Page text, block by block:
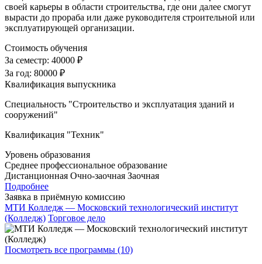
своей карьеры в области строительства, где они далее смогут
вырасти до прораба или даже руководителя строительной или
эксплуатирующей организации.
Стоимость обучения
За семестр: 40000 ₽
За год: 80000 ₽
Квалификация выпускника
Специальность "Строительство и эксплуатация зданий и
сооружений"
Квалификация "Техник"
Уровень образования
Среднее профессиональное образование
Дистанционная Очно-заочная Заочная
Подробнее
Заявка в приёмную комиссию
МТИ Колледж — Московский технологический институт
(Колледж) Торговое дело
Посмотреть все программы (10)